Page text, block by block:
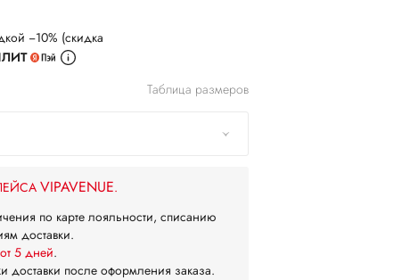
−10% (скидка
Таблица размеров
VIPAVENUE.
по карте лояльности, списанию
доставки.
от 5 дней.
доставки после оформления заказа.